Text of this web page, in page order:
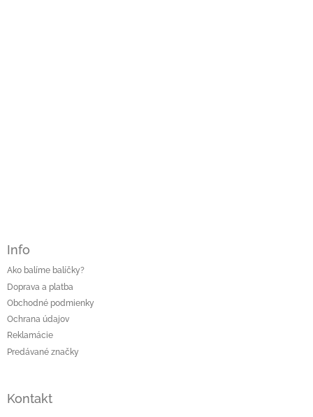
Info
Ako balíme balíčky?
Doprava a platba
Obchodné podmienky
Ochrana údajov
Reklamácie
Predávané značky
Kontakt